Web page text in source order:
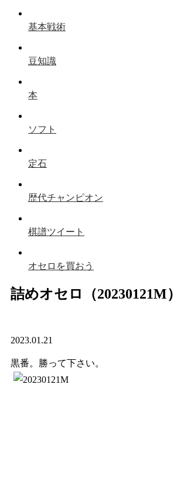
基本戦術
豆知識
本
ソフト
定石
歴代チャンピオン
棋譜ツイート
オセロを買おう
詰めオセロ（20230121M）
2023.01.21
黒番。勝って下さい。